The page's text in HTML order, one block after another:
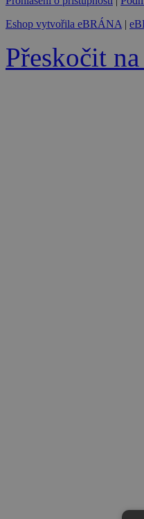
Eshop vytvořila eBRÁNA |
Přeskočit